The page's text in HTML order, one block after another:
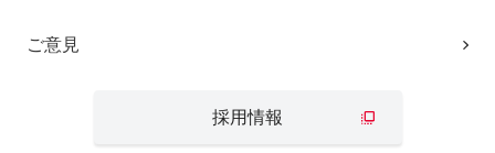
ご意見
採用情報